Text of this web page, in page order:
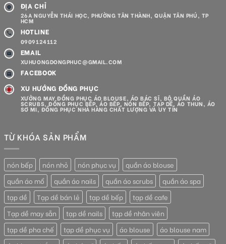
ĐỊA CHỈ
26A NGUYỄN THÁI HỌC, PHƯỜNG TÂN THÀNH, QUẬN TÂN PHÚ, TP
HCM
HOTLINE
0909124112
EMAIL
XUHUONGDONGPHUC@GMAIL.COM
FACEBOOK
XU HƯỚNG ĐỒNG PHỤC
XƯỞNG MAY ĐỒNG PHỤC ÁO BLOUSE, ÁO BÁC SĨ, BỘ QUẦN ÁO
SCRUBS, ĐỒNG PHỤC BẾP, ÁO BẾP, NÓN BẾP, TẠP DỀ, ÁO THUN, ÁO
SƠ MI, ĐỒNG PHỤC NHÀ HÀNG CHẤT LƯỢNG VÀ UY TÍN
TỪ KHÓA SẢN PHẨM
nón bếp nón nhỏ nón phục vụ
quần áo blouse
quần áo mổ
quần áo nails quần áo scrubs
quần áo spa
tạp dề
Tạp dề bán lẻ tạp dề bếp
tạp dề cafe
Tạp dề may sẵn
tạp dề nails
tạp dề nhân viên
tạp dề pha chế
tạp dề phục vụ áo blouse
áo blouse nam